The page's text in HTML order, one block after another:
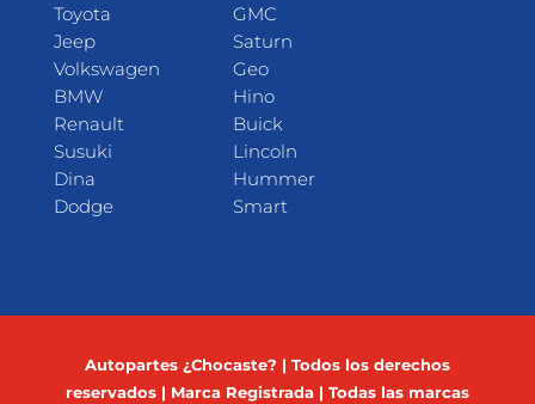
Toyota
Jeep
Volkswagen
BMW
Renault
Susuki
Dina
Dodge
GMC
Saturn
Geo
Hino
Buick
Lincoln
Hummer
Smart
Autopartes ¿Chocaste? | Todos los derechos
reservados | Marca Registrada | Todas las marcas